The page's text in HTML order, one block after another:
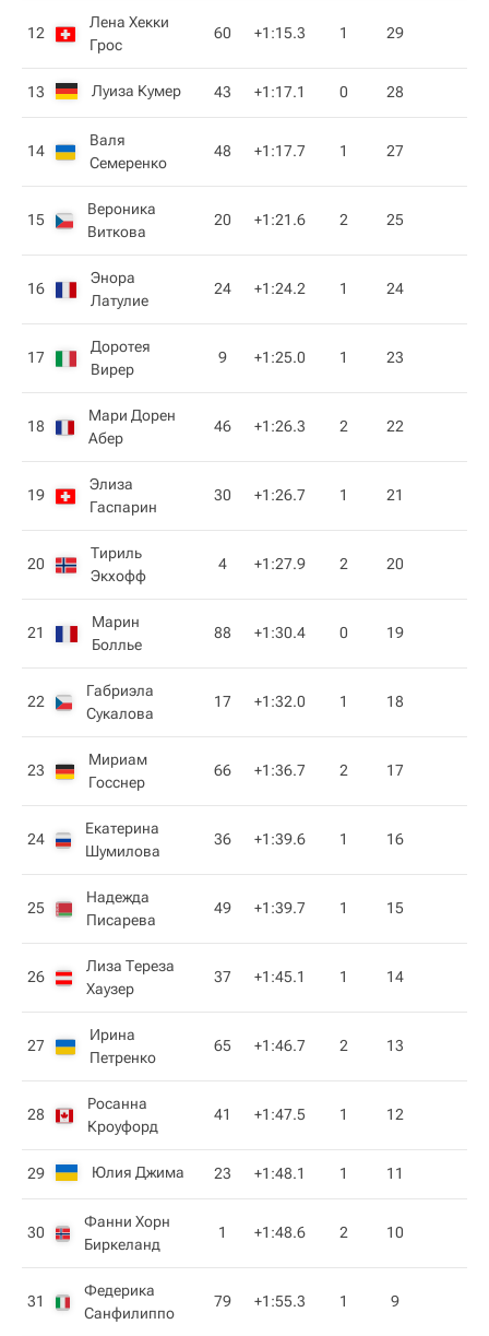
12
Лена Хекки
Грос
60 +1:15.3 1 29
13 Луиза Кумер 43 +1:17.1 0 28
14
Валя
Семеренко
48 +1:17.7 1 27
15
Вероника
Виткова
20 +1:21.6 2 25
16
Энора
Латулие
24 +1:24.2 1 24
17
Доротея
Вирер
9 +1:25.0 1 23
18
Мари Дорен
Абер
46 +1:26.3 2 22
19
Элиза
Гаспарин
30 +1:26.7 1 21
20
Тириль
Экхофф
4 +1:27.9 2 20
21
Марин
Боллье
88 +1:30.4 0 19
22
Габриэла
Сукалова
17 +1:32.0 1 18
23
Мириам
Госснер
66 +1:36.7 2 17
24
Екатерина
Шумилова
36 +1:39.6 1 16
25
Надежда
Писарева
49 +1:39.7 1 15
26
Лиза Тереза
Хаузер
37 +1:45.1 1 14
27
Ирина
Петренко
65 +1:46.7 2 13
28
Росанна
Кроуфорд
41 +1:47.5 1 12
29 Юлия Джима 23 +1:48.1 1 11
30
Фанни Хорн
Биркеланд
1 +1:48.6 2 10
31
Федерика
Санфилиппо
79 +1:55.3 1 9